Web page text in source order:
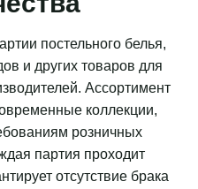
постельного белья,
и других товаров для
Ассортимент
коллекции,
розничных
партия проходит
отсутствие брака